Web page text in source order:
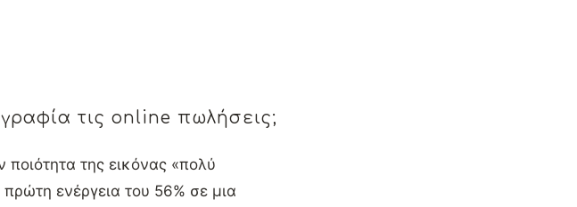
τις online πωλήσεις;
της εικόνας «πολύ
ενέργεια του 56% σε μια